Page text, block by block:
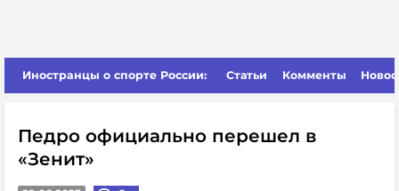
Иностранцы о спорте России: Статьи Комменты
Педро официально перешел в
«Зенит»